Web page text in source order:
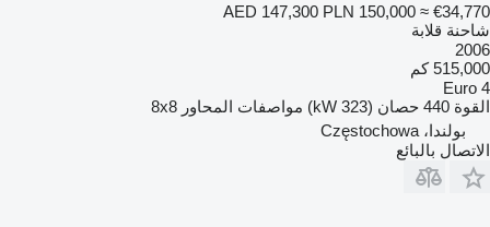
AED 147,300 PLN 150,000 ≈ €34,770
شاحنة قلابة
2006
515,000 كم
Euro 4
القوة 440 حصان (323 kW) مواصفات المحاور 8x8
بولندا، Częstochowa
الاتصال بالبائع